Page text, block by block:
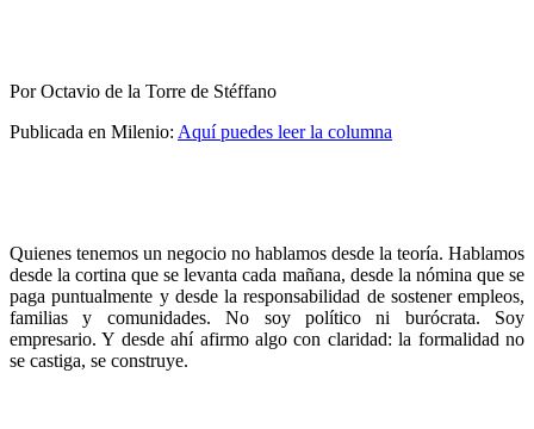
Por Octavio de la Torre de Stéffano
Publicada en Milenio: Aquí puedes leer la columna
Quienes tenemos un negocio no hablamos desde la teoría. Hablamos
desde la cortina que se levanta cada mañana, desde la nómina que se
paga puntualmente y desde la responsabilidad de sostener empleos,
familias y comunidades. No soy político ni burócrata. Soy
empresario. Y desde ahí afirmo algo con claridad: la formalidad no
se castiga, se construye.